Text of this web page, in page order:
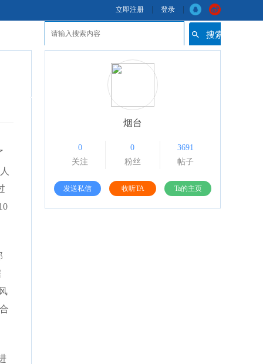
立即注册 登录
搜索
烟台
0
关注
0
粉丝
3691
帖子
发送私信 收听TA Ta的主页